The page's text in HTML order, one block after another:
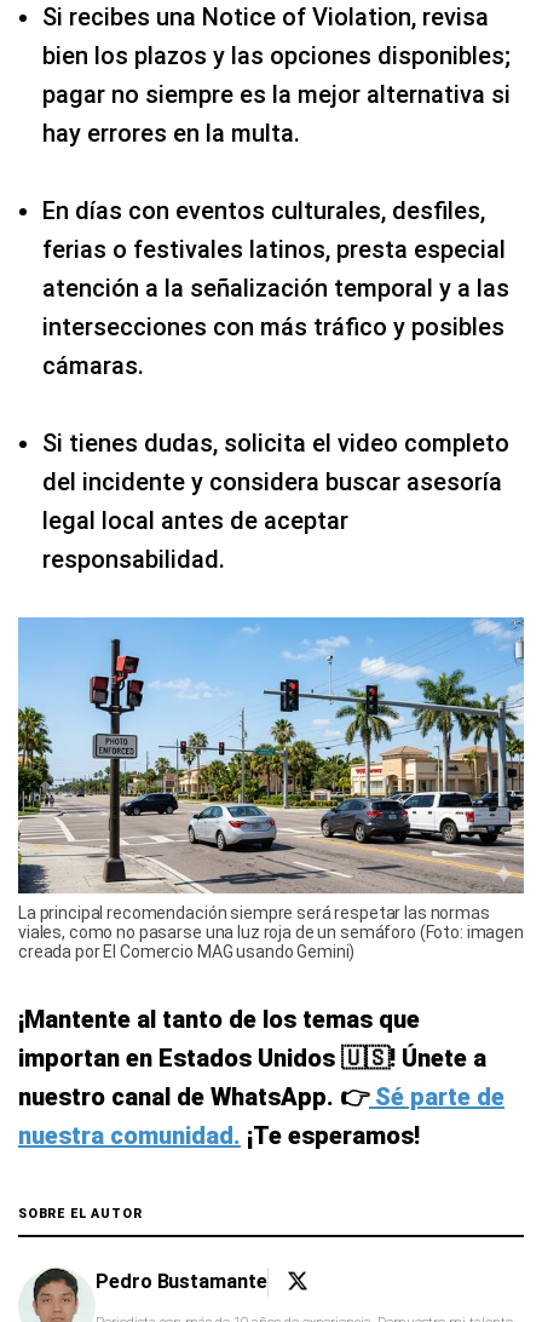
Si recibes una Notice of Violation, revisa
bien los plazos y las opciones disponibles;
pagar no siempre es la mejor alternativa si
hay errores en la multa.
En días con eventos culturales, desfiles,
ferias o festivales latinos, presta especial
atención a la señalización temporal y a las
intersecciones con más tráfico y posibles
cámaras.
Si tienes dudas, solicita el video completo
del incidente y considera buscar asesoría
legal local antes de aceptar
responsabilidad.
La principal recomendación siempre será respetar las normas
viales, como no pasarse una luz roja de un semáforo (Foto: imagen
creada por El Comercio MAG usando Gemini)
¡Mantente al tanto de los temas que
importan en Estados Unidos 🇺🇸! Únete a
nuestro canal de WhatsApp. 👉Sé parte de
nuestra comunidad. ¡Te esperamos!
SOBRE EL AUTOR
Pedro Bustamante